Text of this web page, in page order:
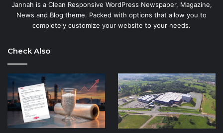
Jannah is a Clean Responsive WordPress Newspaper, Magazine,
News and Blog theme. Packed with options that allow you to
completely customize your website to your needs.
Check Also